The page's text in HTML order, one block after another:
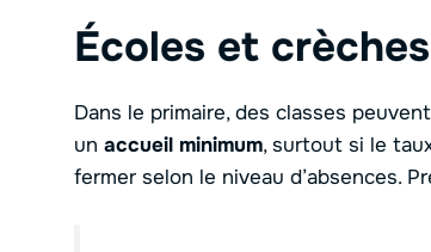
Écoles et
Dans le primaire, des classes
un accueil minimum, surtout si le
fermer selon le niveau d’absences.